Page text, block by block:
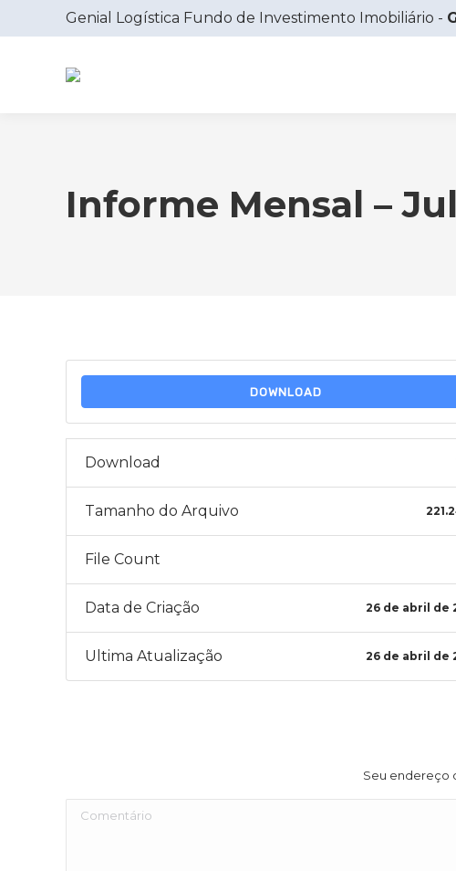
Genial Logística Fundo de Investimento Imobiliário -
Informe Mensal –
DOWNLOAD
Download
Tamanho do Arquivo
File Count
Data de Criação 26 de abril de
Ultima Atualização 26 de abril de
Seu endereço
Comentário